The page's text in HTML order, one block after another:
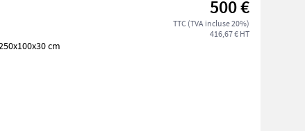
500 €
TTC (TVA incluse 20%)
416,67 € HT